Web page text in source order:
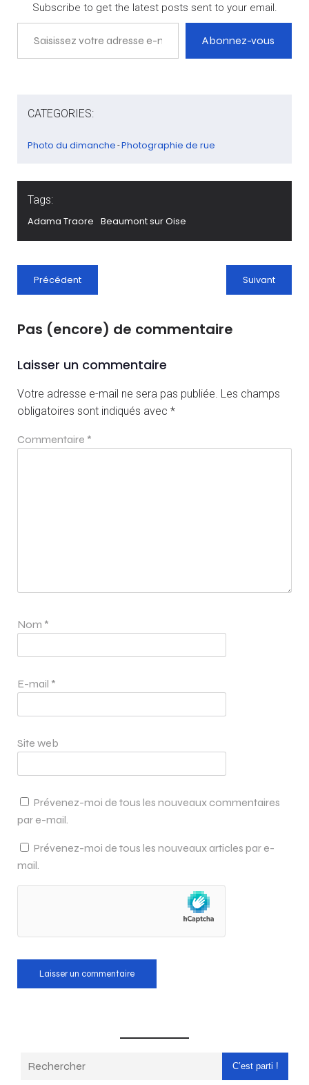
Subscribe to get the latest posts sent to your email.
Saisissez votre adresse e-mail…
Abonnez-vous
CATEGORIES:
Photo du dimanche -Photographie de rue
Tags:
Adama Traore Beaumont sur Oise
Précédent Suivant
Pas (encore) de commentaire
Laisser un commentaire
Votre adresse e-mail ne sera pas publiée. Les champs
obligatoires sont indiqués avec *
Commentaire *
Nom *
E-mail *
Site web
Prévenez-moi de tous les nouveaux commentaires
par e-mail.
Prévenez-moi de tous les nouveaux articles par e-
mail.
C’est parti !